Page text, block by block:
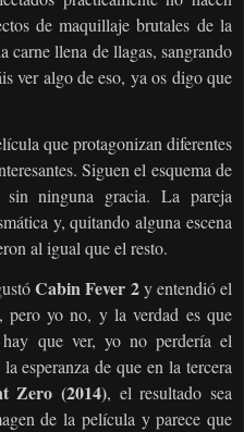
de maquillaje brutales de la
carne llena de llagas, sangrando
ver algo de eso, ya os digo que
que protagonizan diferentes
Siguen el esquema de
sin ninguna gracia. La pareja
y, quitando alguna escena
al igual que el resto.
Cabin Fever 2y entendió el
pero yo no, y la verdad es que
que ver, yo no perdería el
esperanza de que en la tercera
Zero (2014), el resultado sea
de la película y parece que